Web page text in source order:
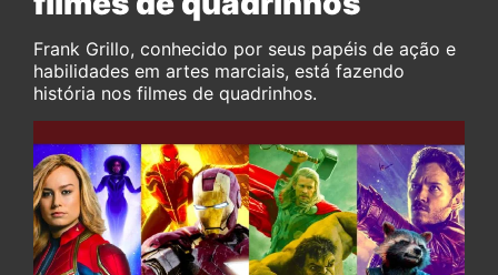
Frank Grillo, conhecido por seus papéis de ação e
habilidades em artes marciais, está fazendo
história nos filmes de quadrinhos.